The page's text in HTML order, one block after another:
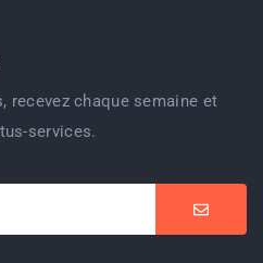
recevez chaque semaine et
services.